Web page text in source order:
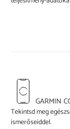
GARMIN
Tekintsd meg
ismerőseiddel.